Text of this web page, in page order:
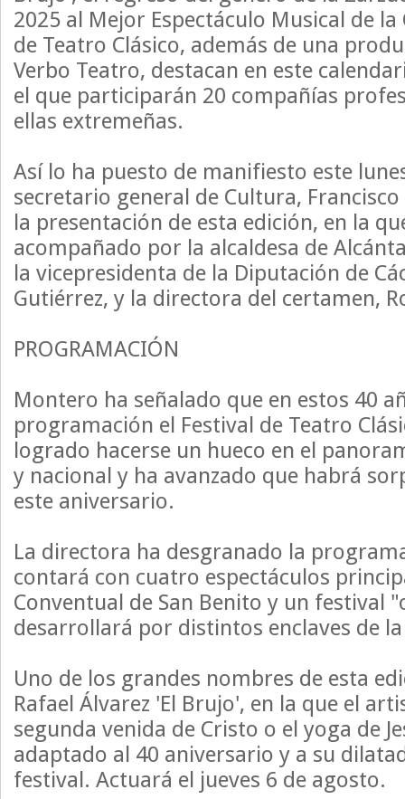
2025 al Mejor Espectáculo Musical de
de Teatro Clásico, además de una
Verbo Teatro, destacan en este
el que participarán 20 compañías
ellas extremeñas.
Así lo ha puesto de manifiesto este
secretario general de Cultura,
la presentación de esta edición, en la
acompañado por la alcaldesa de
la vicepresidenta de la Diputación de
Gutiérrez, y la directora del certamen,
PROGRAMACIÓN
Montero ha señalado que en estos 40
programación el Festival de Teatro
logrado hacerse un hueco en el
y nacional y ha avanzado que habrá
este aniversario.
La directora ha desgranado la
contará con cuatro espectáculos
Conventual de San Benito y un festival
desarrollará por distintos enclaves de
Uno de los grandes nombres de esta
Rafael Álvarez 'El Brujo', en la que el
segunda venida de Cristo o el yoga de
adaptado al 40 aniversario y a su
festival. Actuará el jueves 6 de agosto.